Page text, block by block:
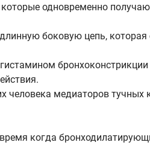
одновременно
боковую цепь,
медиаторов тучных
когда